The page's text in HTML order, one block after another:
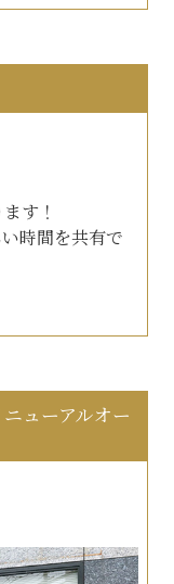
す！
時間を共有で
ューアルオー